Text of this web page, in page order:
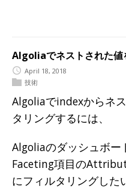
Algoliaでネストされた値
April 18, 2018
技術
Algoliaでindexからネ
タリングするには、
Algoliaのダッシュボー
Faceting項目の
にフィルタリングした